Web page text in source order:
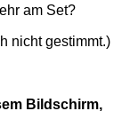
am Set?
nicht gestimmt.)
Bildschirm,